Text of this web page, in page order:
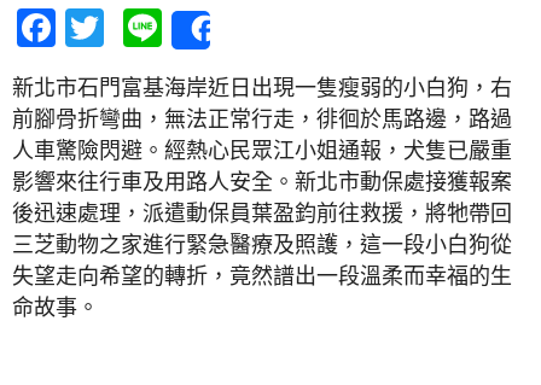
Facebook
Twitter
Line
新北市石門富基海岸近日出現一隻瘦弱的小白狗，右
前腳骨折彎曲，無法正常行走，徘徊於馬路邊，路過
人車驚險閃避。經熱心民眾江小姐通報，犬隻已嚴重
影響來往行車及用路人安全。新北市動保處接獲報案
後迅速處理，派遣動保員葉盈鈞前往救援，將牠帶回
三芝動物之家進行緊急醫療及照護，這一段小白狗從
失望走向希望的轉折，竟然譜出一段溫柔而幸福的生
命故事。